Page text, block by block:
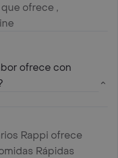
ofrece ,
ofrece con
Rappi ofrece
Rápidas